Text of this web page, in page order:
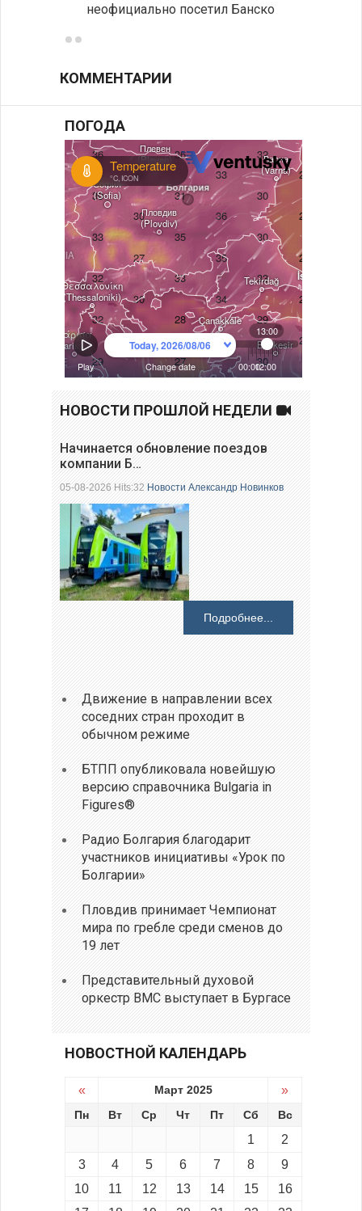
неофициально посетил Банско
КОММЕНТАРИИ
ПОГОДА
НОВОСТИ ПРОШЛОЙ НЕДЕЛИ
Начинается обновление поездов
компании Б…
05-08-2026 Hits:32Новости Александр Новинков
Подробнее...
Движение в направлении всех
соседних стран проходит в
обычном режиме
БТПП опубликовала новейшую
версию справочника Bulgaria in
Figures®
Радио Болгария благодарит
участников инициативы «Урок по
Болгарии»
Пловдив принимает Чемпионат
мира по гребле среди сменов до
19 лет
Представительный духовой
оркестр ВМС выступает в Бургасе
НОВОСТНОЙ КАЛЕНДАРЬ
« Март 2025 »
Пн Вт Ср Чт Пт Сб Вс
1
2
3
4 5 6 7 8
9
10
11 12 13 14 15
16